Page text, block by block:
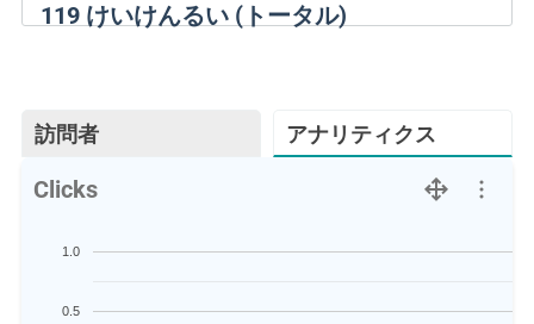
119けいけんるい (トータル)
訪問者 アナリティクス
Clicks
0.5
1.0